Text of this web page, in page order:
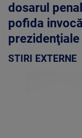
dosarul
pofida
prezidenţiale
STIRI EXTERNE